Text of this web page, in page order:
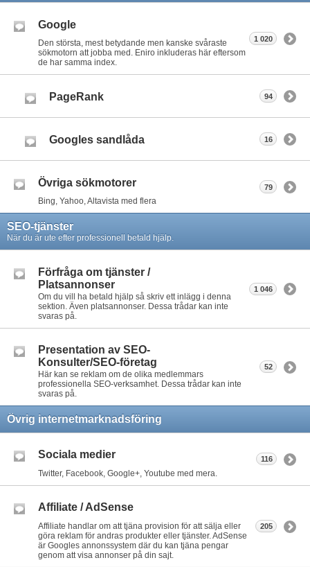
Google
Den största, mest betydande men kanske svåraste
sökmotorn att jobba med. Eniro inkluderas här eftersom
de har samma index.
1 020
PageRank 94
Googles sandlåda 16
Övriga sökmotorer
Bing, Yahoo, Altavista med flera
79
SEO-tjänster
När du är ute efter professionell betald hjälp.
Förfråga om tjänster /
Platsannonser
Om du vill ha betald hjälp så skriv ett inlägg i denna
sektion. Även platsannonser. Dessa trådar kan inte
svaras på.
1 046
Presentation av SEO-
Konsulter/SEO-företag
Här kan se reklam om de olika medlemmars
professionella SEO-verksamhet. Dessa trådar kan inte
svaras på.
52
Övrig internetmarknadsföring
Sociala medier
Twitter, Facebook, Google+, Youtube med mera.
116
Affiliate / AdSense
Affiliate handlar om att tjäna provision för att sälja eller
göra reklam för andras produkter eller tjänster. AdSense
är Googles annonssystem där du kan tjäna pengar
genom att visa annonser på din sajt.
205